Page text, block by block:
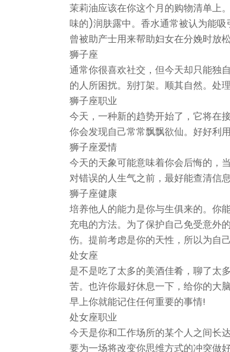
茉莉油应该在你这个月的购物清单上
味的)润肤露中。香水通常被认为能
曾被助产士用来帮助妇女在分娩时放
狮子座
通常你很喜欢社交，但今天却只能独
的人所困扰。别打架。顺其自然。处
狮子座职业
今天，一种新的趋势开始了，它将在
你会发现自己常常飘飘欲仙。好好利用
狮子座爱情
今天的天象可能意味着你会后悔的，
对错误的人生气之前，最好能查清信
狮子座健康
培养他人的能力是你与生俱来的。你
充电的方法。为了保护自己免受意外
伤。提前考虑是你的天性，所以为自
处女座
是不是吃了太多的美酒佳肴，聊了太
苦。也许你最好休息一下，给你的大
早上你就能记住任何重要的事情!
处女座职业
今天是你和工作场所的某个人之间长
要为一场将改变你思维方式的冲突做好